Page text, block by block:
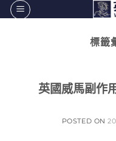
轉
標籤
英國威馬副作
POSTED ON